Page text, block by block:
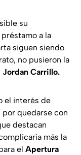
su
a la
siguen siendo
no pusieron la
Jordan Carrillo.
el interés de
por quedarse con
destacan
más la
el Apertura